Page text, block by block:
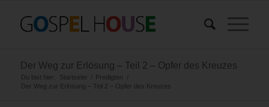
Der Weg zur Erlösung – Teil 2 – Opfer des Kreuzes
Du bist hier: Startseite / Predigten
/
Der Weg zur Erlösung – Teil 2 – Opfer des Kreuzes